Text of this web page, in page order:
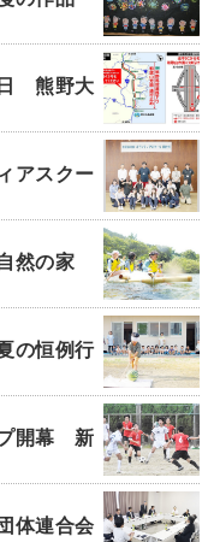
熊野大
アスクー
然の家
の恒例行
開幕 新
体連合会